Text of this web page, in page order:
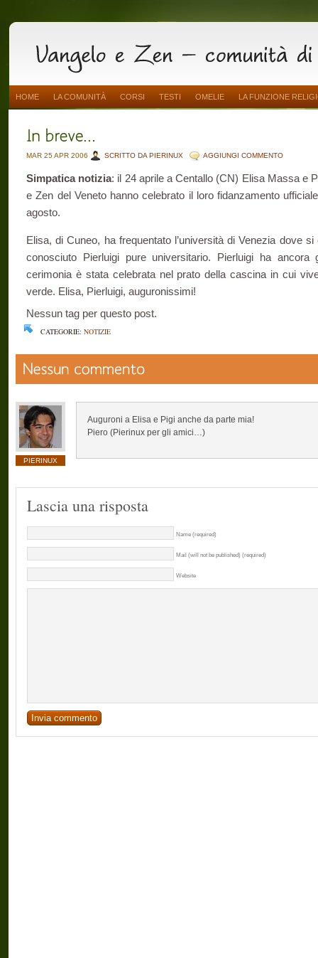
HOME LA COMUNITÀ CORSI TESTI OMELIE LA FUNZIONE
MAR 25 APR 2006 SCRITTO DA PIERINUX AGGIUNGI COMMENTO
Simpatica notizia: il 24 aprile a Centallo (CN) Elisa Massa e
e Zen del Veneto hanno celebrato il loro fidanzamento
agosto.
Elisa, di Cuneo, ha frequentato l’università di Venezia dove
conosciuto Pierluigi pure universitario. Pierluigi ha
cerimonia è stata celebrata nel prato della cascina in cui
verde. Elisa, Pierluigi, auguronissimi!
Nessun tag per questo post.
CATEGORIE: NOTIZIE
PIERINUX
Auguroni a Elisa e Pigi anche da parte mia!
Piero (Pierinux per gli amici…)
Lascia una risposta
Name (required)
Mail (will not be published) (required)
Website